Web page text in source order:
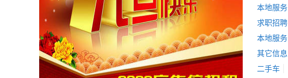
本地服务
求职招聘
本地服务
其它信息
二手车